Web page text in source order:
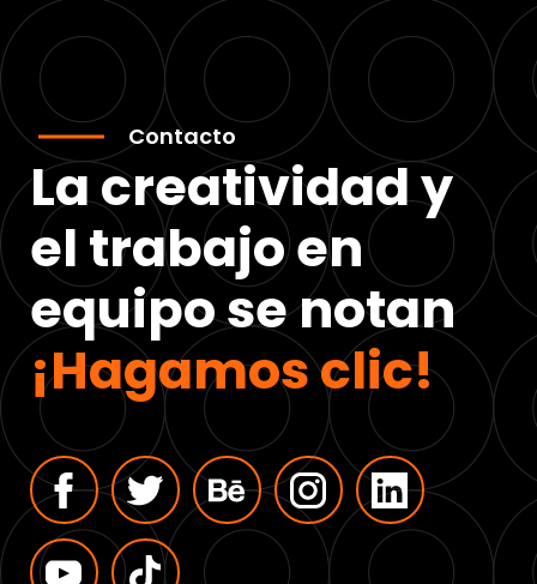
Contacto
La creatividad y
el trabajo en
equipo se notan
¡Hagamos clic!